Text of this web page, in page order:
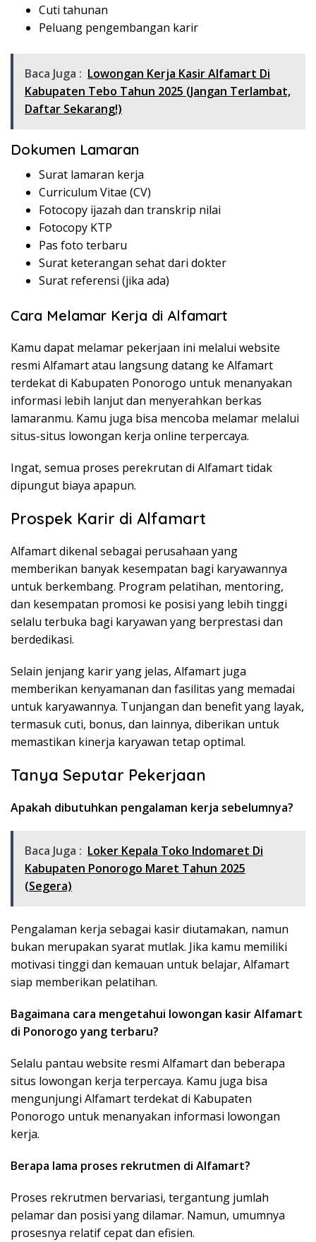
Cuti tahunan
Peluang pengembangan karir
Baca Juga : Lowongan Kerja Kasir Alfamart Di
Kabupaten Tebo Tahun 2025 (Jangan Terlambat,
Daftar Sekarang!)
Dokumen Lamaran
Surat lamaran kerja
Curriculum Vitae (CV)
Fotocopy ijazah dan transkrip nilai
Fotocopy KTP
Pas foto terbaru
Surat keterangan sehat dari dokter
Surat referensi (jika ada)
Cara Melamar Kerja di Alfamart
Kamu dapat melamar pekerjaan ini melalui website
resmi Alfamart atau langsung datang ke Alfamart
terdekat di Kabupaten Ponorogo untuk menanyakan
informasi lebih lanjut dan menyerahkan berkas
lamaranmu. Kamu juga bisa mencoba melamar melalui
situs-situs lowongan kerja online terpercaya.
Ingat, semua proses perekrutan di Alfamart tidak
dipungut biaya apapun.
Prospek Karir di Alfamart
Alfamart dikenal sebagai perusahaan yang
memberikan banyak kesempatan bagi karyawannya
untuk berkembang. Program pelatihan, mentoring,
dan kesempatan promosi ke posisi yang lebih tinggi
selalu terbuka bagi karyawan yang berprestasi dan
berdedikasi.
Selain jenjang karir yang jelas, Alfamart juga
memberikan kenyamanan dan fasilitas yang memadai
untuk karyawannya. Tunjangan dan benefit yang layak,
termasuk cuti, bonus, dan lainnya, diberikan untuk
memastikan kinerja karyawan tetap optimal.
Tanya Seputar Pekerjaan
Apakah dibutuhkan pengalaman kerja sebelumnya?
Baca Juga : Loker Kepala Toko Indomaret Di
Kabupaten Ponorogo Maret Tahun 2025
(Segera)
Pengalaman kerja sebagai kasir diutamakan, namun
bukan merupakan syarat mutlak. Jika kamu memiliki
motivasi tinggi dan kemauan untuk belajar, Alfamart
siap memberikan pelatihan.
Bagaimana cara mengetahui lowongan kasir Alfamart
di Ponorogo yang terbaru?
Selalu pantau website resmi Alfamart dan beberapa
situs lowongan kerja terpercaya. Kamu juga bisa
mengunjungi Alfamart terdekat di Kabupaten
Ponorogo untuk menanyakan informasi lowongan
kerja.
Berapa lama proses rekrutmen di Alfamart?
Proses rekrutmen bervariasi, tergantung jumlah
pelamar dan posisi yang dilamar. Namun, umumnya
prosesnya relatif cepat dan efisien.